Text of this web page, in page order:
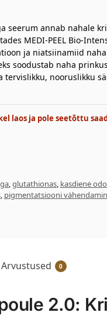
seerum annab nahale
MEDI-PEEL Bio-
ja niatsiinamiid
soodustab naha
tervislikku, nooruslikku
laos ja pole seetõttu
,glutathionas, kasdienė
, pigmentatsiooni
Arvustused 0
2.0: